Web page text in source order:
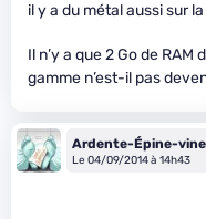
il y a du métal aussi sur
Il n’y a que 2 Go de
gamme n’est-il pas
Ardente-Épine-
Le 04/09/2014 à 14h43